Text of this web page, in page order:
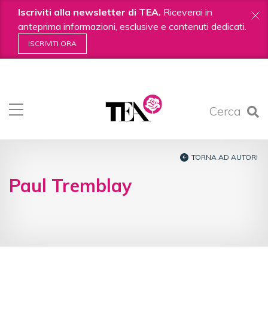
Iscriviti alla newsletter di TEA. Riceverai in
anteprima informazioni, esclusive e contenuti dedicati.
ISCRIVITI ORA
Cerca
contenuti.
|
Paul Tremblay
TORNA AD AUTORI